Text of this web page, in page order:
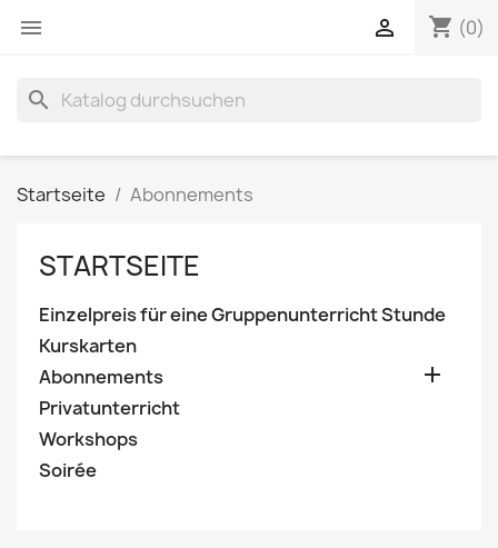
 shopping_cart (0)

search
Startseite Abonnements
STARTSEITE
Einzelpreis für eine Gruppenunterricht Stunde
Kurskarten
Abonnements

Privatunterricht
Workshops
Soirée